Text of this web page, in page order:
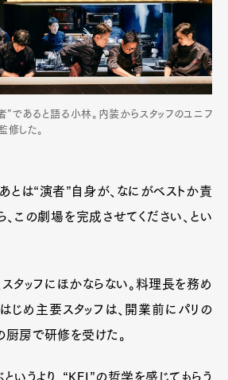
”であると語る小林。内装からスタッフのユニフ
修した。
あとは“演者”自身が、なにがベストか責
この劇場を完成させてください、とい
タッフにほかならない。料理長を務め
じめ主要スタッフは、開業前にパリの
厨房で研修を受けた。
いうより、“KEI”の哲学を感じてもらう